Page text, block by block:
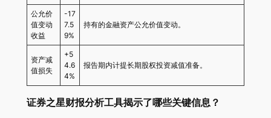
公允价
值变动
收益
-17
7.5
9%
持有的金融资产公允价值变动。
资产减
值损失
+5
4.6
4%
报告期内计提长期股权投资减值准备。
证券之星财报分析工具揭示了哪些关键信息？